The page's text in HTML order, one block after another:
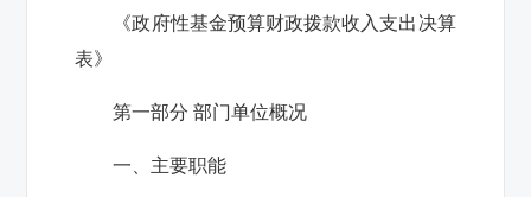
《政府性基金预算财政拨款收入支出决算
表》
第一部分 部门单位概况
一、主要职能